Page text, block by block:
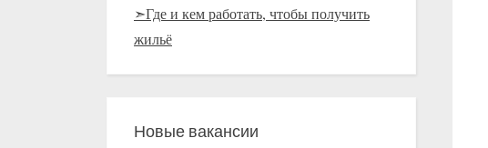
➣Где и кем работать, чтобы получить
жильё
Новые вакансии